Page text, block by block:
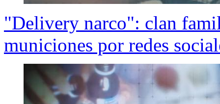
"Delivery narco": clan
municiones por redes